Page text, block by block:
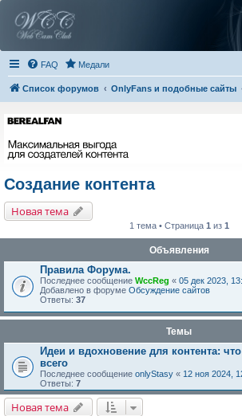
FAQ Медали
Список форумов OnlyFans и подобные сайты
Создание контента
Новая тема
1 тема • Страница 1 из 1
Объявления
Правила Форума.
Последнее сообщение WccReg « 05 дек 2023,
Добавлено в форуме Обсуждение сайтов
Ответы: 37
Темы
Идеи и вдохновение для контента:
всего
Последнее сообщение onlyStasy « 12 ноя 2024,
Ответы: 7
Новая тема